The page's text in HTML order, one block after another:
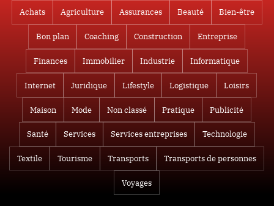
Achats Agriculture Assurances Beauté Bien-être
Bon plan Coaching Construction Entreprise
Finances Immobilier Industrie Informatique
Internet Juridique Lifestyle Logistique Loisirs
Maison Mode Non classé Pratique Publicité
Santé Services Services entreprises Technologie
Textile Tourisme Transports Transports de personnes
Voyages